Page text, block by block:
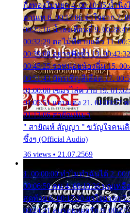
กิ่งทองใบหยก 4. 00:10:35 น้ำนิ่
ลานเท 6. 00:17:06 จำใจจาก 7.
00:25:16 น้ำลงเดือนยี่ 9.
00:32:29 ตอไม้ที่ตายแล้ว 11.
00:39:08 อยากฟังซ้ำ 13.
00:45:25 รอหน่อยน้องติ๋ม 15.
00:51:43 บัตรเชิญสีเลือด 17.
01:00:00 เขมรไล่ควาย 19.
01:05:51 แอบมอง 21. 01:09:27
01:13:06 สายัณห์เมา
" สายัณห์ สัญญา " ขวัญใจคนเดิ
ซึ้งๆ (Official Audio)
36 views • 21.07.2569
1. 00:00:00 ทำไมทำฉันได้ 2.
00:06:50 คน 4. 00:10:36 บุญเหลื
สุดท้าย 6. 00:17:30 ยาใจยาจก
00:24:21 ลบรอยแผลรัก 9.